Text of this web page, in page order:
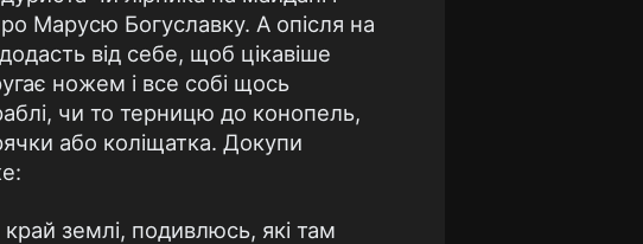
Марусю Богуславку. А опісля на
від себе, щоб цікавіше
ножем і все собі щось
чи то терницю до конопель,
або коліщатка. Докупи
землі, подивлюсь, які там